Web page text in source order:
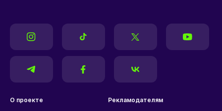
О проекте Рекламодателям